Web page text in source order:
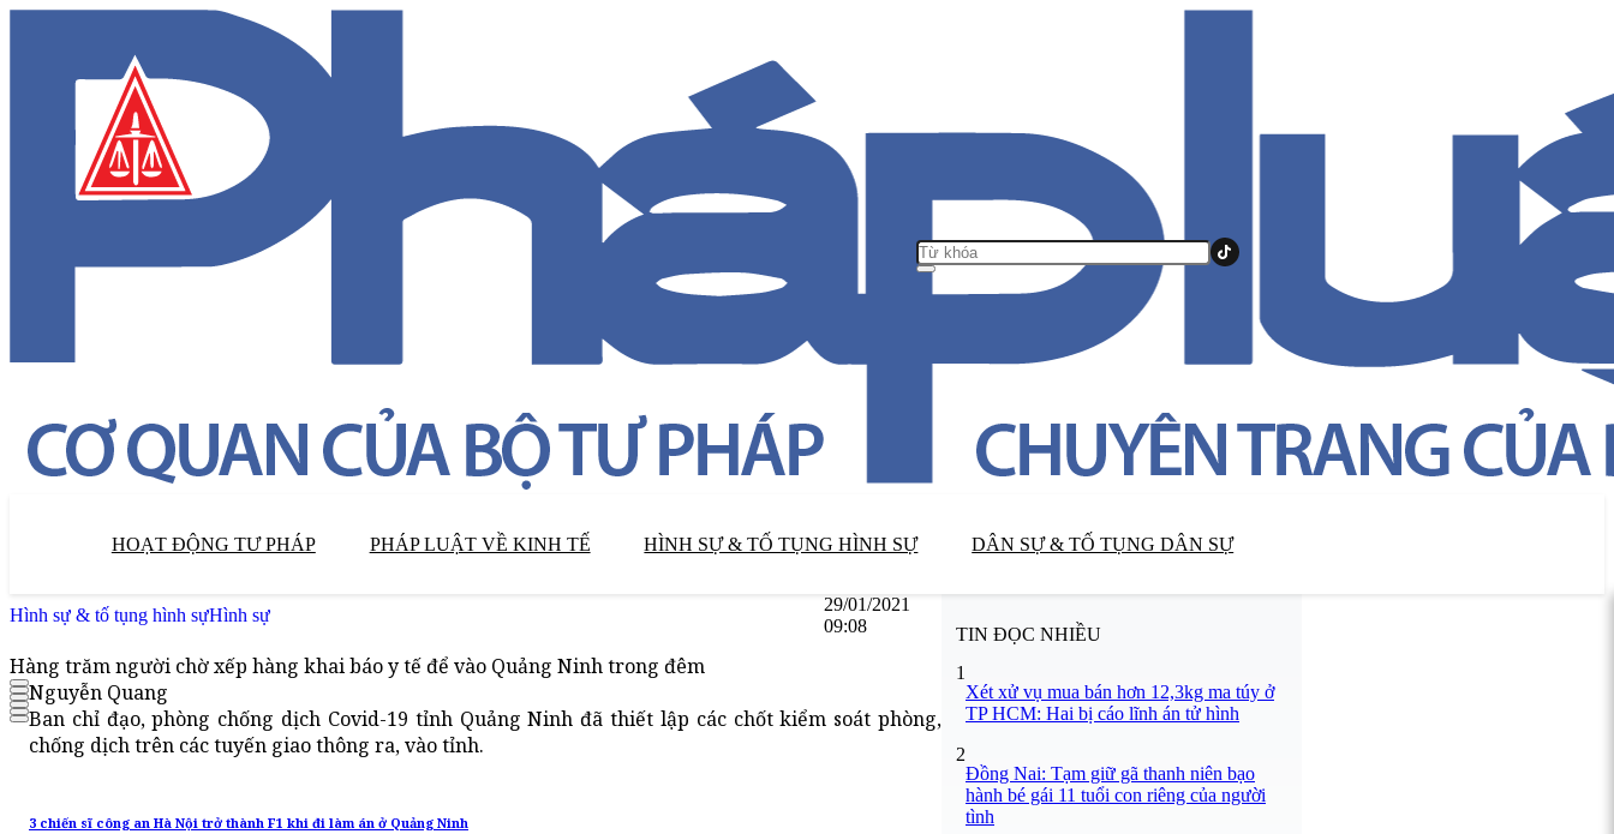
HOẠT ĐỘNG TƯ PHÁP PHÁP LUẬT VỀ KINH TẾ HÌNH SỰ & TỐ TỤNG HÌNH SỰ DÂN SỰ & TỐ TỤNG DÂN SỰ
Hình sự & tố tụng hình sựHình sự
29/01/2021
09:08
Hàng trăm người chờ xếp hàng khai báo y tế để vào Quảng Ninh trong đêm
Nguyễn Quang
Ban chỉ đạo, phòng chống dịch Covid-19 tỉnh Quảng Ninh đã thiết lập các chốt kiểm soát phòng,
chống dịch trên các tuyến giao thông ra, vào tỉnh.
3 chiến sĩ công an Hà Nội trở thành F1 khi đi làm án ở Quảng Ninh
TIN ĐỌC NHIỀU
1
Xét xử vụ mua bán hơn 12,3kg ma túy ở
TP HCM: Hai bị cáo lĩnh án tử hình
2
Đồng Nai: Tạm giữ gã thanh niên bạo
hành bé gái 11 tuổi con riêng của người
tình